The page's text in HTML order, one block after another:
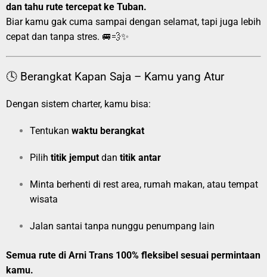
dan tahu rute tercepat ke Tuban.
Biar kamu gak cuma sampai dengan selamat, tapi juga lebih
cepat dan tanpa stres. 🚐💨✨
🕓 Berangkat Kapan Saja – Kamu yang Atur
Dengan sistem charter, kamu bisa:
Tentukan waktu berangkat
Pilih titik jemput dan titik antar
Minta berhenti di rest area, rumah makan, atau tempat
wisata
Jalan santai tanpa nunggu penumpang lain
Semua rute di Arni Trans 100% fleksibel sesuai permintaan
kamu.